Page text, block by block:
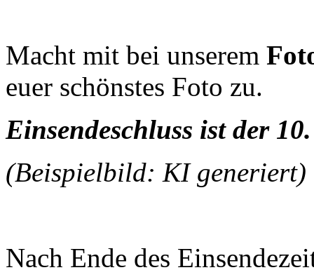
Macht mit bei unserem
euer schönstes Foto zu.
Einsendeschluss ist der
(Beispielbild: KI generiert)
Nach Ende des